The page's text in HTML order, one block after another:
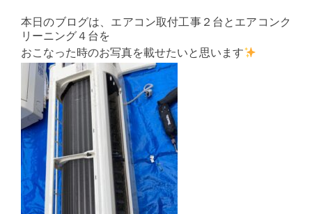
本日のブログは、エアコン取付工事２台とエアコンク
リーニング４台を
おこなった時のお写真を載せたいと思います